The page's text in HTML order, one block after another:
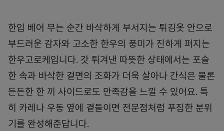
한입 베어 무는 순간 바삭하게 부서지는 튀김옷 안으로
부드러운 감자와 고소한 한우의 풍미가 진하게 퍼지는
한우고로케입니다. 갓 튀겨낸 따뜻한 상태에서는 포슬
한 속과 바삭한 겉면의 조화가 더욱 살아나 간식은 물론
든든한 한 끼 사이드로도 만족감을 느낄 수 있어요. 특
히 카레나 우동 옆에 곁들이면 전문점처럼 푸짐한 분위
기를 완성해준답니다.